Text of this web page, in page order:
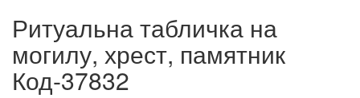
Ритуальна табличка на
могилу, хрест, памятник
Код-37832